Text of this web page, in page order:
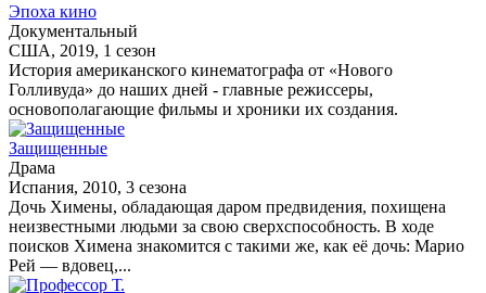
Эпоха кино
Документальный
США, 2019, 1 сезон
История американского кинематографа от «Нового
Голливуда» до наших дней - главные режиссеры,
основополагающие фильмы и хроники их создания.
Защищенные
Драма
Испания, 2010, 3 сезона
Дочь Химены, обладающая даром предвидения, похищена
неизвестными людьми за свою сверхспособность. В ходе
поисков Химена знакомится с такими же, как её дочь: Марио
Рей — вдовец,...